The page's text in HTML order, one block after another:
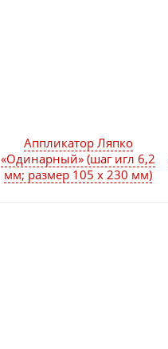
Аппликатор Ляпко
«Одинарный» (шаг игл 6,2
мм; размер 105 х 230 мм)